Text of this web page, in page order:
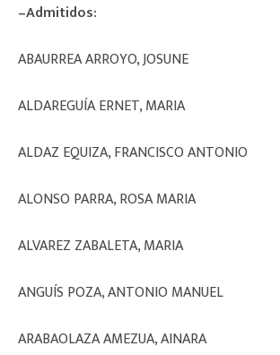
–Admitidos:
ABAURREA ARROYO, JOSUNE
ALDAREGUÍA ERNET, MARIA
ALDAZ EQUIZA, FRANCISCO ANTONIO
ALONSO PARRA, ROSA MARIA
ALVAREZ ZABALETA, MARIA
ANGUÍS POZA, ANTONIO MANUEL
ARABAOLAZA AMEZUA, AINARA